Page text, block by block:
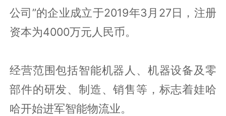
公司”的企业成立于2019年3月27日，注册
资本为4000万元人民币。
经营范围包括智能机器人、机器设备及零
部件的研发、制造、销售等，标志着娃哈
哈开始进军智能物流业。